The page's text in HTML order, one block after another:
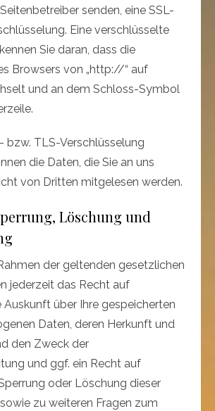
senden, eine SSL-
Eine verschlüsselte
Sie daran, dass die
Browsers von „http://“ auf
und an dem Schloss-Symbol
bzw. TLS-Verschlüsselung
die Daten, die Sie an uns
von Dritten mitgelesen werden.
Löschung und
der geltenden gesetzlichen
jederzeit das Recht auf
über Ihre gespeicherten
Daten, deren Herkunft und
den Zweck der
und ggf. ein Recht auf
oder Löschung dieser
zu weiteren Fragen zum